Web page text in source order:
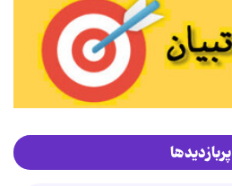
پربازدیدها